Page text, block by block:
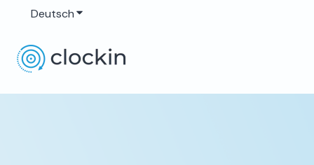
DeutschUntermenü für Übersetzungen anzeigen